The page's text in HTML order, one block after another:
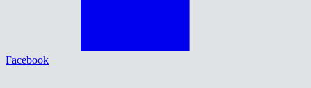
Facebook